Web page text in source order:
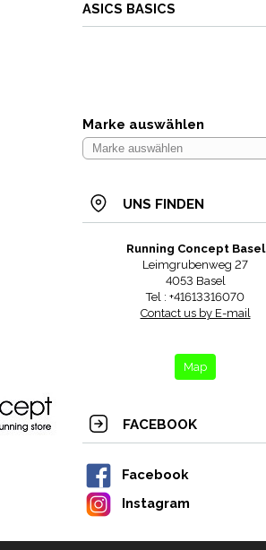
ASICS BASICS
Marke auswählen
UNS FINDEN
Running Concept Basel
Leimgrubenweg 27
4053 Basel
Tel : +41613316070
Contact us by E-mail
Map
FACEBOOK
Facebook
Instagram